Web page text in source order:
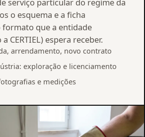
o esquema e a ficha
que a entidade
CERTIEL) espera receber.
arrendamento, novo contrato
exploração e licenciamento
e medições